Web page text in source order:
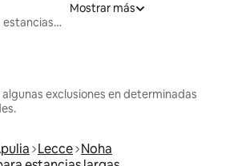
Alojamientos para estancias largas
Mostrar más
exclusiones en determinadas
Lecce Noha